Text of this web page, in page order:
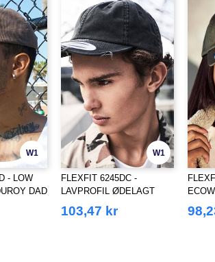
W1
- LOW
DAD
W1
FLEXFIT 6245DC -
LAVPROFIL ØDELAGT
103,47 kr